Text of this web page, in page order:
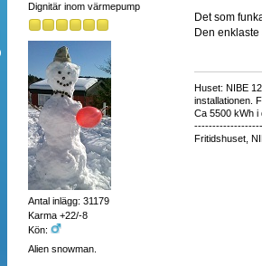
Dignitär inom värmepump
Antal inlägg: 31179
Karma +22/-8
Kön:
Alien snowman.
Det som
Den
Huset: NIBE
installationen.
Ca 5500 kWh i
Fritidshuset,